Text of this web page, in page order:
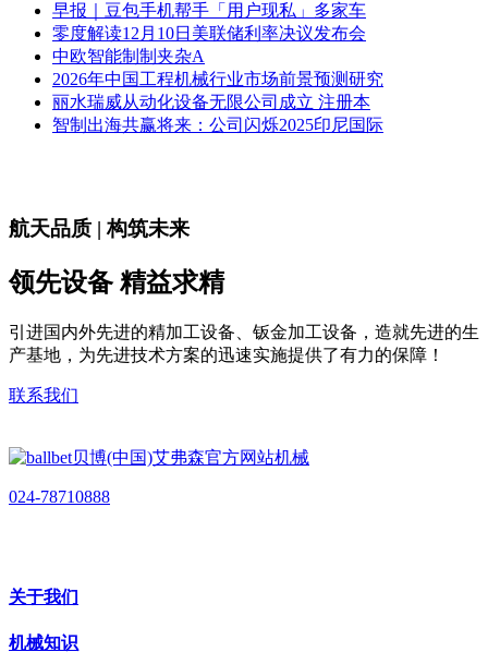
早报｜豆包手机帮手「用户现私」多家车
零度解读12月10日美联储利率决议发布会
中欧智能制制夹杂A
2026年中国工程机械行业市场前景预测研究
丽水瑞威从动化设备无限公司成立 注册本
智制出海共赢将来：公司闪烁2025印尼国际
航天品质 | 构筑未来
领先设备 精益求精
引进国内外先进的精加工设备、钣金加工设备，造就先进的生
产基地，为先进技术方案的迅速实施提供了有力的保障！
联系我们
024-78710888
关于我们
机械知识